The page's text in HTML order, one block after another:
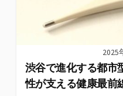
2025
渋谷で進化する都市
性が支える健康最前